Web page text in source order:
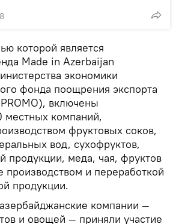
которой является
Made in Azerbaijan
экономики
фонда поощрения экспорта
включены
местных компаний,
фруктовых соков,
вод, сухофруктов,
продукции, меда, чая, фруктов
производством и переработкой
продукции.
компании —
и овощей — приняли участие